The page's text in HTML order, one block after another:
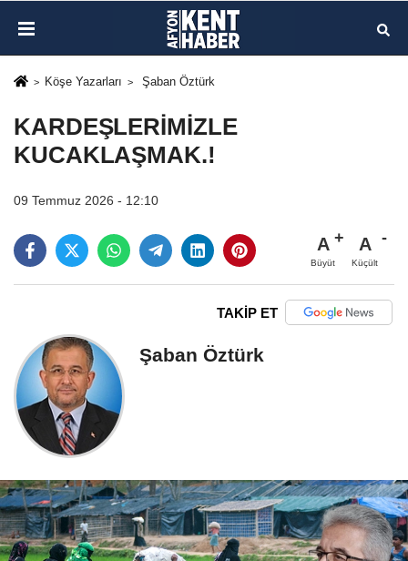
Köşe Yazarları Şaban Öztürk
KARDEŞLERİMİZLE
KUCAKLAŞMAK.!
09 Temmuz 2026 - 12:10
A
Büyüt
A
Küçült
TAKİP ET
Şaban Öztürk